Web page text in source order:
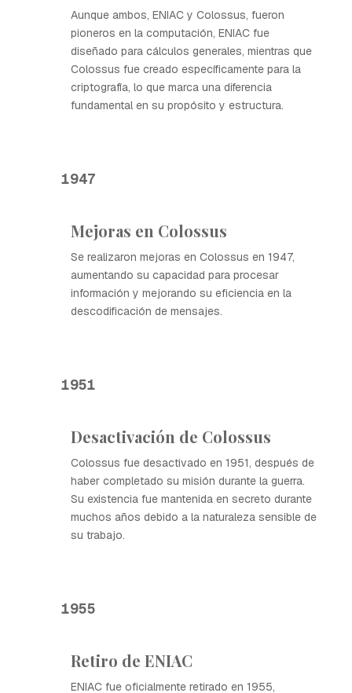
Aunque ambos, ENIAC y Colossus, fueron
pioneros en la computación, ENIAC fue
diseñado para cálculos generales, mientras que
Colossus fue creado específicamente para la
criptografía, lo que marca una diferencia
fundamental en su propósito y estructura.
1947
Mejoras en Colossus
Se realizaron mejoras en Colossus en 1947,
aumentando su capacidad para procesar
información y mejorando su eficiencia en la
descodificación de mensajes.
1951
Desactivación de Colossus
Colossus fue desactivado en 1951, después de
haber completado su misión durante la guerra.
Su existencia fue mantenida en secreto durante
muchos años debido a la naturaleza sensible de
su trabajo.
1955
Retiro de ENIAC
ENIAC fue oficialmente retirado en 1955,